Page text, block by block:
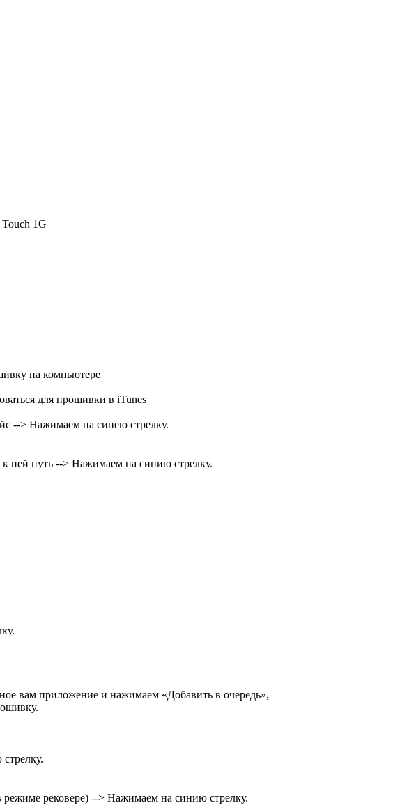
1G
на компьютере
для прошивки в iTunes
--> Нажимаем на синею стрелку.
ней путь --> Нажимаем на синию стрелку.
вам приложение и нажимаем «Добавить в очередь»,
рековере) --> Нажимаем на синию стрелку.